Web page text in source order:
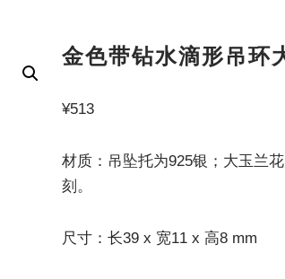
金色带钻水滴形吊环
¥513
材质：吊坠托为925银；大玉兰
刻。
尺寸：长39 x 宽11 x 高8 mm